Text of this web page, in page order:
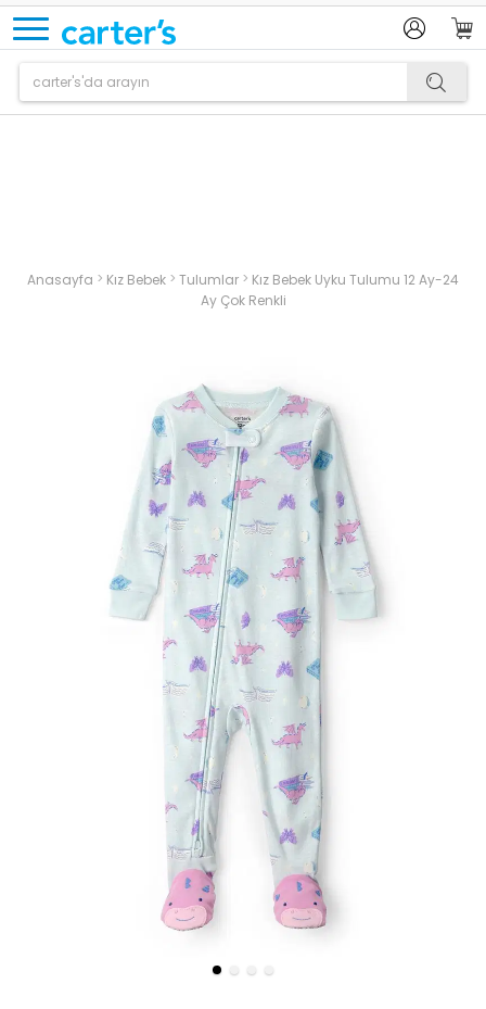
Anasayfa > Kız Bebek > Tulumlar > Kız Bebek Uyku Tulumu 12 Ay-24
Ay Çok Renkli
Ürün sepetinize eklenmiştir.